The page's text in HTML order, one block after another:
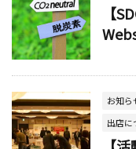
【
お知ら
出店に